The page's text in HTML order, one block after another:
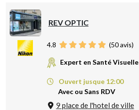
REV OPTIC
4.8 (50avis)
Expert en Santé Visuelle
Ouvert jusque 12:00
Avec ou Sans RDV
9 place de l'hotel de ville